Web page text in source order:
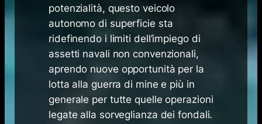
potenzialità, questo veicolo
autonomo di superficie sta
ridefinendo i limiti dell’impiego di
assetti navali non convenzionali,
aprendo nuove opportunità per la
lotta alla guerra di mine e più in
generale per tutte quelle operazioni
legate alla sorveglianza dei fondali.